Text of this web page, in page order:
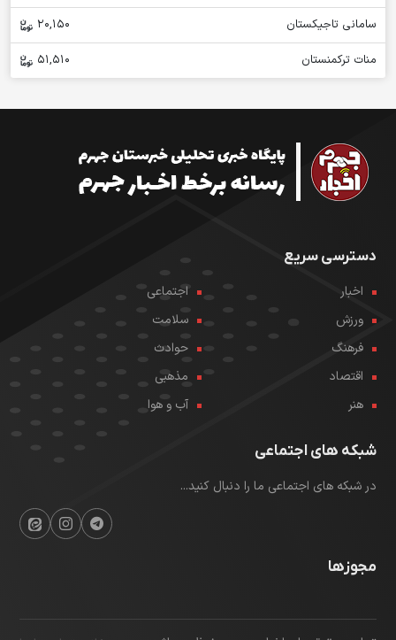
سامانی تاجیکستان
20,150
منات ترکمنستان
51,510
دسترسی سریع
اخبار
اجتماعی
ورزش
سلامت
فرهنگ
حوادث
اقتصاد
مذهبی
هنر
آب و هوا
شبکه های اجتماعی
در شبکه های اجتماعی ما را دنبال کنید...
مجوزها